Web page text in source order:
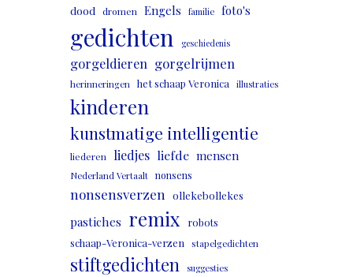
dood dromen Engels familie foto's
gedichten geschiedenis
gorgeldieren gorgelrijmen
herinneringen het schaap Veronica illustraties
kinderen
kunstmatige intelligentie
liederen liedjes liefde mensen
Nederland Vertaalt nonsens
nonsensverzen ollekebollekes
pastiches remix
robots
schaap-Veronica-verzen
stapelgedichten
stiftgedichten suggesties